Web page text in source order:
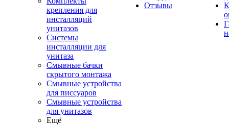
крепления для
инсталляций
унитазов
Системы
инсталляции для
унитаза
Смывные бачки
скрытого монтажа
Смывные устройства
для писсуаров
Смывные устройства
для унитазов
Ещё
Отзывы